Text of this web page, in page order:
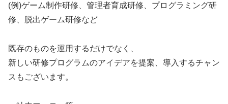
(例)ゲーム制作研修、管理者育成研修、プログラミング研
修、脱出ゲーム研修など
既存のものを運用するだけでなく、
新しい研修プログラムのアイデアを提案、導入するチャン
スもございます。